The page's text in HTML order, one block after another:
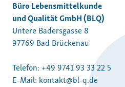
Büro Lebensmittelkunde
und Qualität GmbH (BLQ)
Untere Badersgasse 8
97769 Bad Brückenau
Telefon: +49 9741 93 33 22 5
E-Mail: kontakt@bl-q.de